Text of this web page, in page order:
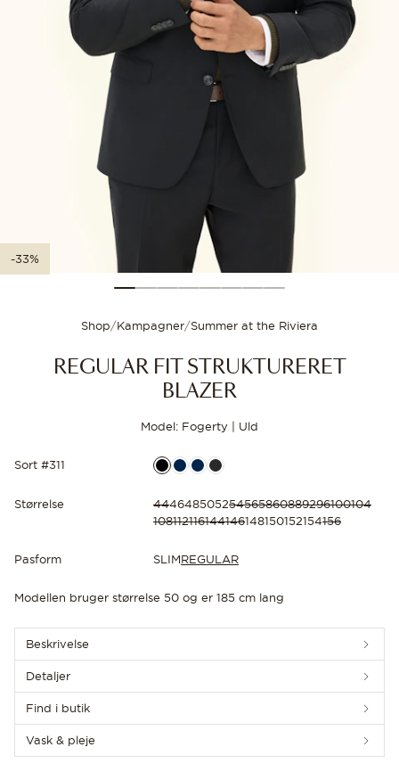
Vælg din størrelse for
Størrelsesguide
-33%
Shop/Kampagner/Summer at the Riviera
REGULAR FIT STRUKTURERET
BLAZER
Model: Fogerty | Uld
Sort #311
Størrelse 444648505254565860889296100104
108112116144146148150152154156
Pasform SLIMREGULAR
Modellen bruger størrelse 50 og er 185 cm lang
Beskrivelse
Detaljer
Find i butik
Vask & pleje